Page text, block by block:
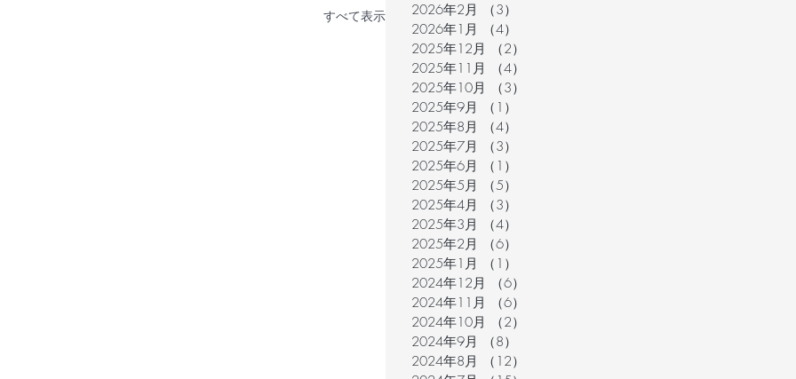
すべて表示
2026年2月
（3）
2026年1月
（4）
2025年12月
（2）
2025年11月
（4）
2025年10月
（3）
2025年9月
（1）
2025年8月
（4）
2025年7月
（3）
2025年6月
（1）
2025年5月
（5）
2025年4月
（3）
2025年3月
（4）
2025年2月
（6）
2025年1月
（1）
2024年12月
（6）
2024年11月
（6）
2024年10月
（2）
2024年9月
（8）
2024年8月
（12）